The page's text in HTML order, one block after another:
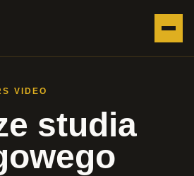
VIDEO
studia